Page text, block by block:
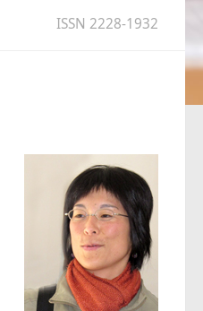
ISSN 2228-1932